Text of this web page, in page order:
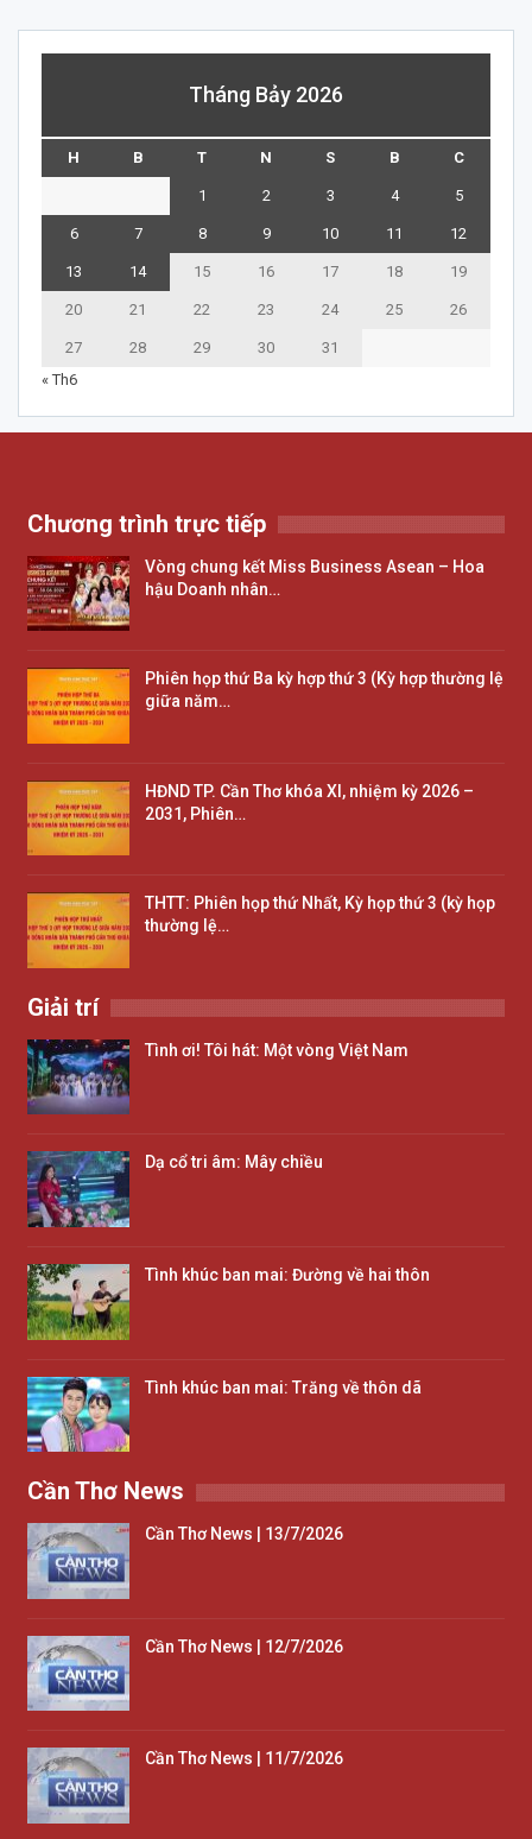
Tháng Bảy 2026
H B T N S B C
1 2 3 4 5
6 7 8 9 10 11 12
13 14 15 16 17 18 19
20 21 22 23 24 25 26
27 28 29 30
31
« Th6
Chương trình trực tiếp
Vòng chung kết Miss Business Asean – Hoa
hậu Doanh nhân…
Phiên họp thứ Ba kỳ hợp thứ 3 (Kỳ hợp thường lệ
giữa năm…
HĐND TP. Cần Thơ khóa XI, nhiệm kỳ 2026 –
2031, Phiên…
THTT: Phiên họp thứ Nhất, Kỳ họp thứ 3 (kỳ họp
thường lệ…
Giải trí
Tình ơi! Tôi hát: Một vòng Việt Nam
Dạ cổ tri âm: Mây chiều
Tình khúc ban mai: Đường về hai thôn
Tình khúc ban mai: Trăng về thôn dã
Cần Thơ News
Cần Thơ News | 13/7/2026
Cần Thơ News | 12/7/2026
Cần Thơ News | 11/7/2026